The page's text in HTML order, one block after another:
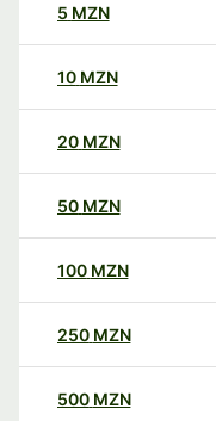
5 MZN
10 MZN
20 MZN
50 MZN
100 MZN
250 MZN
500 MZN